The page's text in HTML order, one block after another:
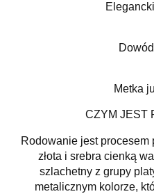
Metka
CZYM JEST
Rodowanie jest
złota i srebra cienką
szlachetny z grupy
metalicznym kolorze,